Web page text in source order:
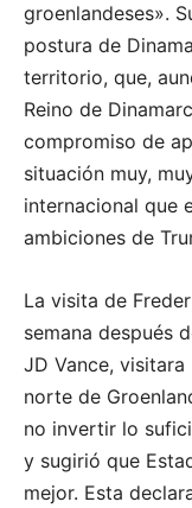
groenlandeses».
postura de
territorio, que,
Reino de
compromiso de
situación muy,
internacional que
ambiciones de
La visita de
semana después
JD Vance,
norte de
no invertir lo
y sugirió que
mejor. Esta